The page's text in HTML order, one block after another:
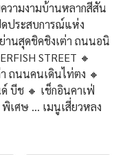
วามงามบ้านหลากสีสัน
ประสบการณ์แห่ง
านสุดชิคชิงเต่า ถนนอนิ
STREET 🔸
ถนนคนเดินไท่ตง 🔸
บีช 🔸 เช็กอินคาเฟ่
พิเศษ ... เมนูเสี่ยวหลง